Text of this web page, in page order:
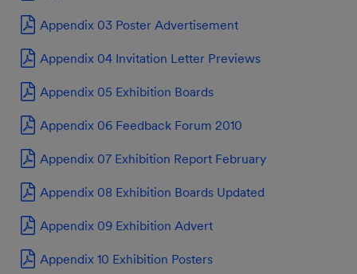
Appendix 03 Poster Advertisement
Appendix 04 Invitation Letter Previews
Appendix 05 Exhibition Boards
Appendix 06 Feedback Forum 2010
Appendix 07 Exhibition Report February
Appendix 08 Exhibition Boards Updated
Appendix 09 Exhibition Advert
Appendix 10 Exhibition Posters